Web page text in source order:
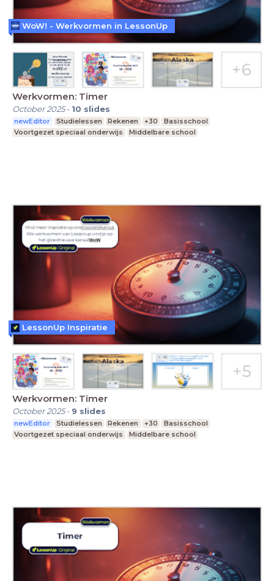
Werkvormen: Timer
October 2025- 10 slides
newEditor Studielessen Rekenen +30
Basisschool
Voortgezet speciaal onderwijs
Middelbare school
WoW! - Werkvormen in LessonUp
Werkvormen: Timer
October 2025- 9 slides
newEditor Studielessen Rekenen +30
Basisschool
Voortgezet speciaal onderwijs
Middelbare school
LessonUp Inspiratie